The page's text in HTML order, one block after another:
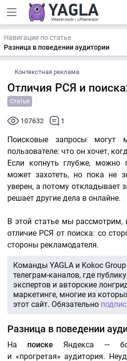
Навигация по статье
Разница в поведении аудитории
Контекстная реклама
Отличия РСЯ и
Статья
107632 1
Поисковые запросы могут
пользователе: что он хочет,
Если копнуть глубже, можно
может захотеть, но пока не
уверен, а потому откладывает
решает другие дела в онлайне.
В этой статье мы рассмотрим,
отличие РСЯ от поиска: со
стороны рекламодателя.
Команды YAGLA и Kokoc
телеграм-каналов, где
экспертов и авторские
маркетинге, многие из
этот сайт. Обязательно
Разница в поведении
На поиске Яндекса —
и «прогретая» аудитория.